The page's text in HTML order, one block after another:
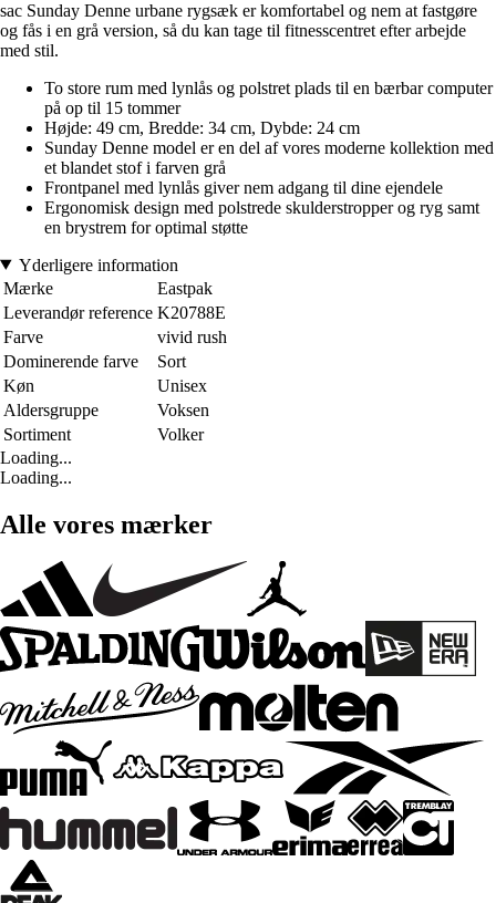
sac Sunday Denne urbane rygsæk er komfortabel og nem at fastgøre
og fås i en grå version, så du kan tage til fitnesscentret efter arbejde
med stil.
To store rum med lynlås og polstret plads til en bærbar computer
på op til 15 tommer
Højde: 49 cm, Bredde: 34 cm, Dybde: 24 cm
Sunday Denne model er en del af vores moderne kollektion med
et blandet stof i farven grå
Frontpanel med lynlås giver nem adgang til dine ejendele
Ergonomisk design med polstrede skulderstropper og ryg samt
en brystrem for optimal støtte
Yderligere information
Mærke
Eastpak
Leverandør reference K20788E
Farve
vivid rush
Dominerende farve
Sort
Køn
Unisex
Aldersgruppe
Voksen
Sortiment
Volker
Loading...
Loading...
Alle vores mærker